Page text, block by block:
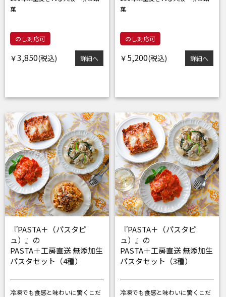
菓
のし対応可
￥3,850 詳細へ
菓
のし対応可
￥ 5,200 詳細へ
『PASTA＋（パスタピ
ュ）』の
PASTA＋工房直送 無添加生
パスタセット（4種）
冷凍でも食感と味わいに驚く こだ
『PASTA＋（パスタピ
ュ）』の
PASTA＋工房直送 無添加生
パスタセット（3種）
冷凍でも食感と味わいに驚く こだ